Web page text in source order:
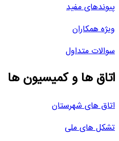
پیوندهای مفید
ویژه همکاران
سوالات متداول
اتاق ها و کمیسیون ها
اتاق های شهرستان
تشکل های ملی